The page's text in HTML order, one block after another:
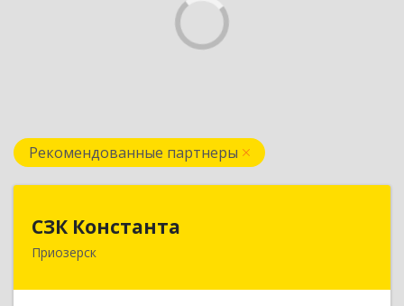
Рекомендованные партнеры
СЗК Константа
Приозерск188760, Ленинградская обл, Приозерск г,